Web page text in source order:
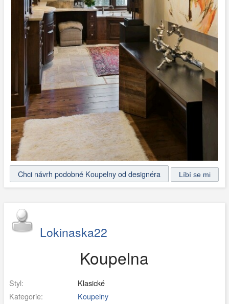
Chci návrh podobné Koupelny od designéra
Lokinaska22
Koupelna
Styl:
Klasické
Kategorie:
Koupelny